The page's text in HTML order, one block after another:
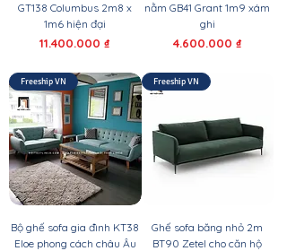
GT138 Columbus 2m8 x
1m6 hiện đại
Giá
11.400.000 ₫
nằm GB41 Grant 1m9 xám
ghi
Giá
4.600.000 ₫
Freeship VN
Bộ ghế sofa gia đình KT38
Eloe phong cách châu Âu
Freeship VN
Ghế sofa băng nhỏ 2m
BT90 Zetel cho căn hộ